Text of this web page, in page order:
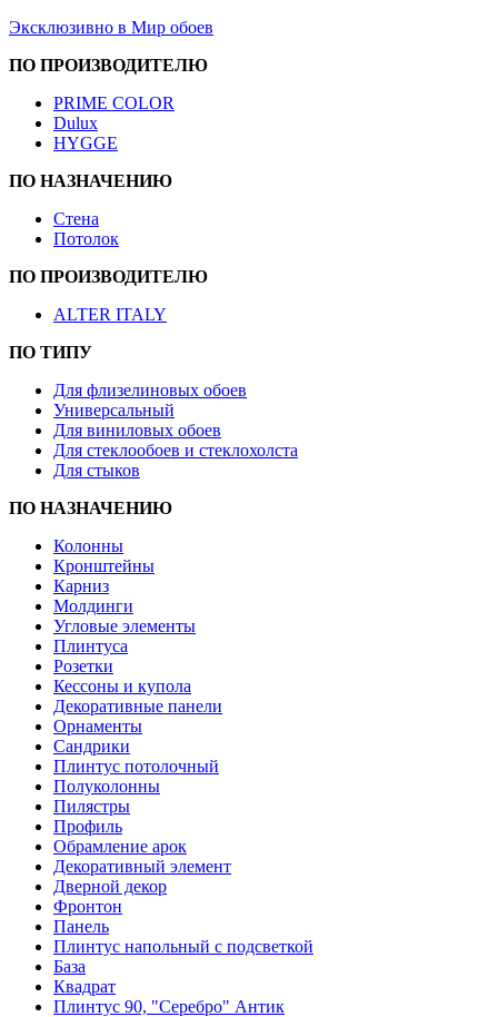
Эксклюзивно в Мир обоев
ПО ПРОИЗВОДИТЕЛЮ
PRIME COLOR
Dulux
HYGGE
ПО НАЗНАЧЕНИЮ
Стена
Потолок
ПО ПРОИЗВОДИТЕЛЮ
ALTER ITALY
ПО ТИПУ
Для флизелиновых обоев
Универсальный
Для виниловых обоев
Для стеклообоев и стеклохолста
Для стыков
ПО НАЗНАЧЕНИЮ
Колонны
Кронштейны
Карниз
Молдинги
Угловые элементы
Плинтуса
Розетки
Кессоны и купола
Декоративные панели
Орнаменты
Сандрики
Плинтус потолочный
Полуколонны
Пилястры
Профиль
Обрамление арок
Декоративный элемент
Дверной декор
Фронтон
Панель
Плинтус напольный с подсветкой
База
Квадрат
Плинтус 90, "Серебро" Антик